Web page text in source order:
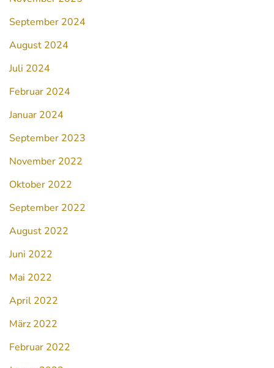
September 2024
August 2024
Juli 2024
Februar 2024
Januar 2024
September 2023
November 2022
Oktober 2022
September 2022
August 2022
Juni 2022
Mai 2022
April 2022
März 2022
Februar 2022